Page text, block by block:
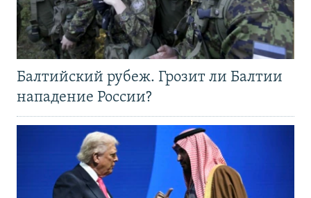
Балтийский рубеж. Грозит ли Балтии
нападение России?